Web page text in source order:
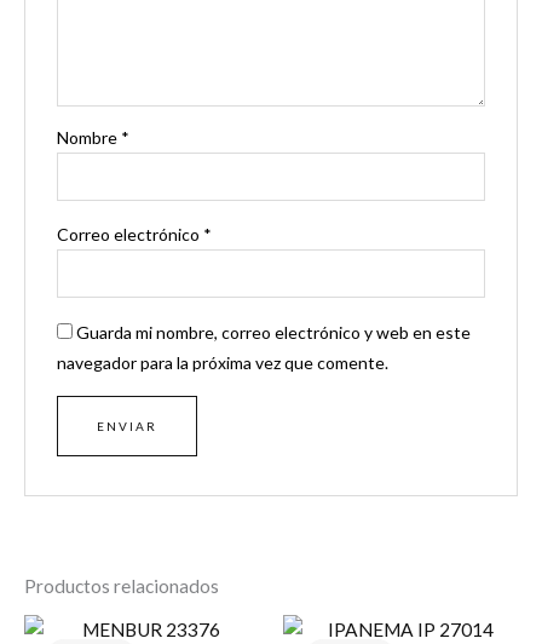
Nombre *
Correo electrónico *
Guarda mi nombre, correo electrónico y web en este
navegador para la próxima vez que comente.
Productos relacionados
El
El
El
El